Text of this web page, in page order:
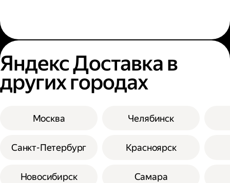
Яндекс Доставка в
других городах
Москва
Санкт-Петербург
Новосибирск
Челябинск
Красноярск
Самара